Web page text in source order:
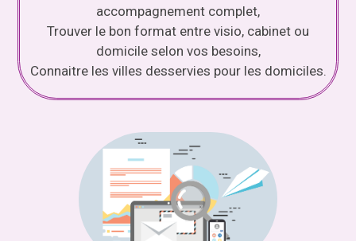
accompagnement complet,
Trouver le bon format entre visio, cabinet ou
domicile selon vos besoins,
Connaitre les villes desservies pour les domiciles.